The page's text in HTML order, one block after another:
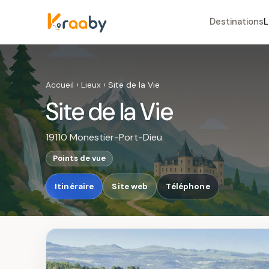
Destinations
Accueil › Lieux › Site de la Vie
Site de la Vie
19110 Monestier-Port-Dieu
Points de vue
Itinéraire Site web Téléphone